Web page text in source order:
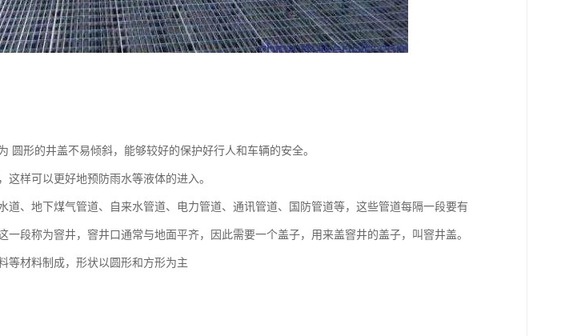
圆形的井盖不易倾斜，能够较好的保护好行人和车辆的安全。
样可以更好地预防雨水等液体的进入。
道、地下煤气管道、自来水管道、电力管道、通讯管道、国防管道等，这些管道每隔一段要有
一段称为窨井，窨井口通常与地面平齐，因此需要一个盖子，用来盖窨井的盖子，叫窨井盖。
等材料制成，形状以圆形和方形为主